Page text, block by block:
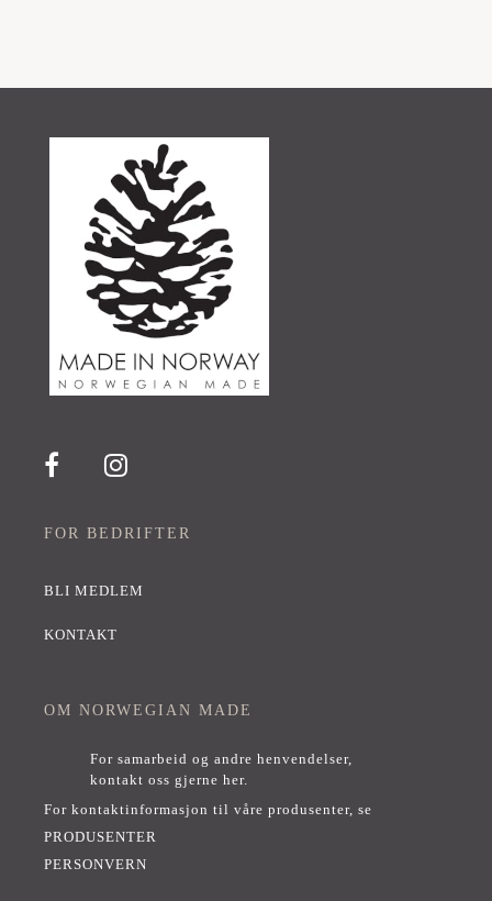
FOR BEDRIFTER
BLI MEDLEM
KONTAKT
OM NORWEGIAN MADE
For samarbeid og andre henvendelser,
kontakt oss gjerne her.
For kontaktinformasjon til våre produsenter, se
PRODUSENTER
PERSONVERN